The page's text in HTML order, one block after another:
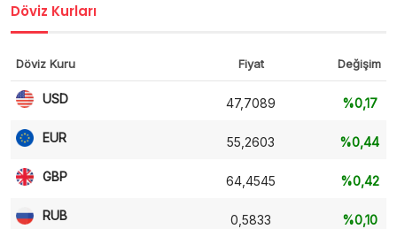
Döviz Kurları
Döviz Kuru Fiyat Değişim
USD 47,7089 %0,17
EUR 55,2603 %0,44
GBP 64,4545 %0,42
RUB 0,5833 %0,10